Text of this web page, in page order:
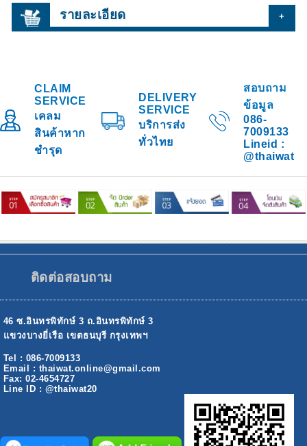
รายละเอียด +
CLAIM
SERVICE
เคลม
สินค้าหาก
ชำรุด
DELIVERY
SERVICE
บริการส่ง
ทั่วไทย
สอบถาม
ข้อมูล
086-
7009133
Lineid :
@thaiwat
ติดต่อสอบถาม
46 ซ.อินทรพิทักษ์ 3 ถ.อินทรพิทักษ์ 3
แขวงบางยี่เรือ เขตธนบุรี กรุงเทพฯ
Tel : 086-7009133
Email : thaiwat.online@gmail.com
Fax: 02-4654727
Line ID : @thaiwat20